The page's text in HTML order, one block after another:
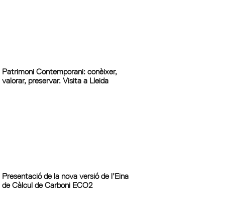
Patrimoni Contemporani: conèixer,
valorar, preservar. Visita a Lleida
Presentació de la nova versió de l’Eina
de Càlcul de Carboni ECO2